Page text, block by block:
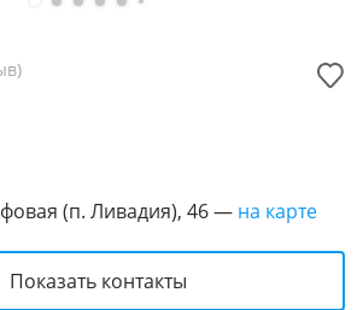
(п. Ливадия), 46— на карте
Показать контакты